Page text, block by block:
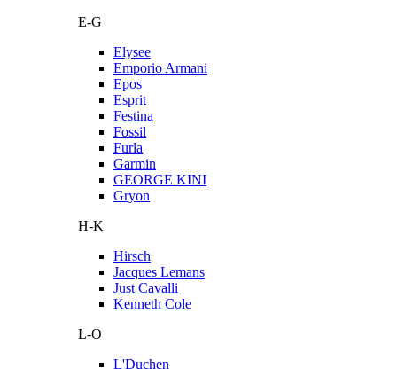
E-G
Elysee
Emporio Armani
Epos
Esprit
Festina
Fossil
Furla
Garmin
GEORGE KINI
Gryon
H-K
Hirsch
Jacques Lemans
Just Cavalli
Kenneth Cole
L-O
L'Duchen